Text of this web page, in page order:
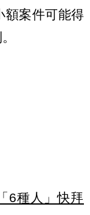
額案件可能得
6種人」快拜